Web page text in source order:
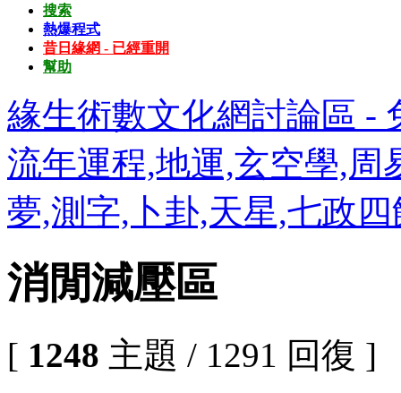
搜索
熱爆程式
昔日緣網 - 已經重開
幫助
緣生術數文化網討論區 -
流年運程,地運,玄空學,周
夢,測字,卜卦,天星,七政
消閒減壓區
[ 1248 主題 / 1291 回復 ]